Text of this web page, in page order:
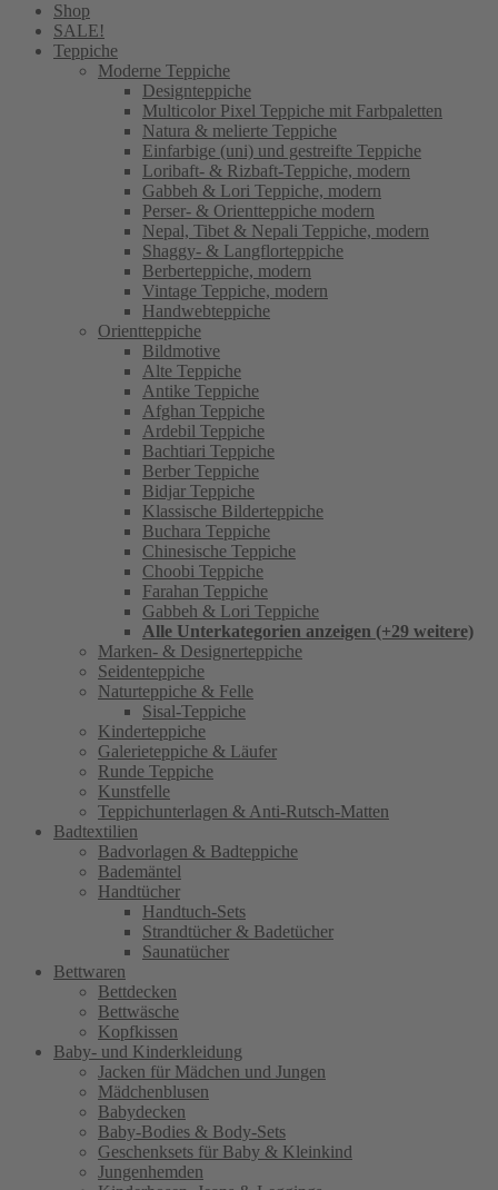
Shop
SALE!
Teppiche
Moderne Teppiche
Designteppiche
Multicolor Pixel Teppiche mit Farbpaletten
Natura & melierte Teppiche
Einfarbige (uni) und gestreifte Teppiche
Loribaft- & Rizbaft-Teppiche, modern
Gabbeh & Lori Teppiche, modern
Perser- & Orientteppiche modern
Nepal, Tibet & Nepali Teppiche, modern
Shaggy- & Langflorteppiche
Berberteppiche, modern
Vintage Teppiche, modern
Handwebteppiche
Orientteppiche
Bildmotive
Alte Teppiche
Antike Teppiche
Afghan Teppiche
Ardebil Teppiche
Bachtiari Teppiche
Berber Teppiche
Bidjar Teppiche
Klassische Bilderteppiche
Buchara Teppiche
Chinesische Teppiche
Choobi Teppiche
Farahan Teppiche
Gabbeh & Lori Teppiche
Alle Unterkategorien anzeigen (+29 weitere)
Marken- & Designerteppiche
Seidenteppiche
Naturteppiche & Felle
Sisal-Teppiche
Kinderteppiche
Galerieteppiche & Läufer
Runde Teppiche
Kunstfelle
Teppichunterlagen & Anti-Rutsch-Matten
Badtextilien
Badvorlagen & Badteppiche
Bademäntel
Handtücher
Handtuch-Sets
Strandtücher & Badetücher
Saunatücher
Bettwaren
Bettdecken
Bettwäsche
Kopfkissen
Baby- und Kinderkleidung
Jacken für Mädchen und Jungen
Mädchenblusen
Babydecken
Baby-Bodies & Body-Sets
Geschenksets für Baby & Kleinkind
Jungenhemden